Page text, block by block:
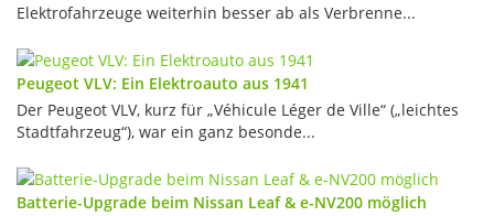
Elektrofahrzeuge weiterhin besser ab als Verbrenne...
Peugeot VLV: Ein Elektroauto aus 1941
Der Peugeot VLV, kurz für „Véhicule Léger de Ville“ („leichtes
Stadtfahrzeug“), war ein ganz besonde...
Batterie-Upgrade beim Nissan Leaf & e-NV200 möglich